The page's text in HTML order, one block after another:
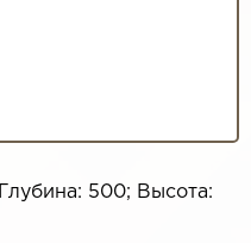
500; Высота: